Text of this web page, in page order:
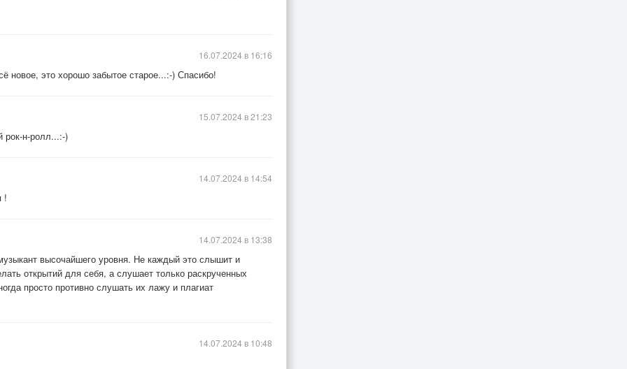
новое, это хорошо забытое старое...:-) Спасибо!
16.07.2024 в 16:16
рок-н-ролл...:-)
15.07.2024 в 21:23
!
14.07.2024 в 14:54
высочайшего уровня. Не каждый это слышит и
открытий для себя, а слушает только раскрученных
просто противно слушать их лажу и плагиат
14.07.2024 в 13:38
14.07.2024 в 10:48